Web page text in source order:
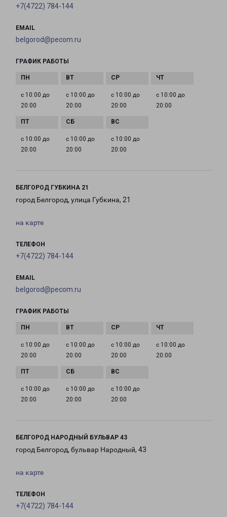
+7(4722) 784-144
EMAIL
belgorod@pecom.ru
ГРАФИК РАБОТЫ
с 10:00 до
20:00
с 10:00 до
20:00
с 10:00 до
20:00
с 10:00 до
20:00
с 10:00 до
20:00
с 10:00 до
20:00
с 10:00 до
20:00
БЕЛГОРОД ГУБКИНА 21
город Белгород, улица Губкина, 21
на карте
ТЕЛЕФОН
+7(4722) 784-144
EMAIL
belgorod@pecom.ru
ГРАФИК РАБОТЫ
с 10:00 до
20:00
с 10:00 до
20:00
с 10:00 до
20:00
с 10:00 до
20:00
с 10:00 до
20:00
с 10:00 до
20:00
с 10:00 до
20:00
БЕЛГОРОД НАРОДНЫЙ БУЛЬВАР 43
город Белгород, бульвар Народный, 43
на карте
ТЕЛЕФОН
+7(4722) 784-144